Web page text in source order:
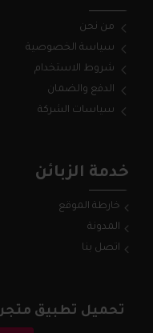
من نحن
سياسة الخصوصية
شروط الاستخدام
الدفع والضمان
سياسات الشركة
خدمة الزبائن
خارطة الموقع
المدونة
اتصل بنا
تحميل تطبيق